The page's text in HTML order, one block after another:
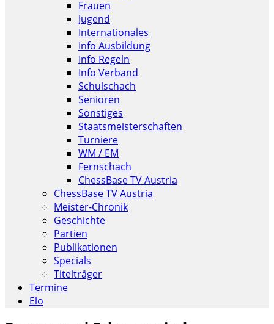
Frauen
Jugend
Internationales
Info Ausbildung
Info Regeln
Info Verband
Schulschach
Senioren
Sonstiges
Staatsmeisterschaften
Turniere
WM / EM
Fernschach
ChessBase TV Austria
ChessBase TV Austria
Meister-Chronik
Geschichte
Partien
Publikationen
Specials
Titelträger
Termine
Elo